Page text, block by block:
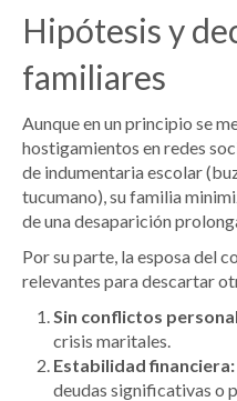
Hipótesis y
familiares
Aunque en un principio se
hostigamientos en redes
de indumentaria escolar
tucumano), su familia
de una desaparición
Por su parte, la esposa del
relevantes para descartar
Sin conflictos
crisis maritales.
Estabilidad financiera:
deudas significativas o